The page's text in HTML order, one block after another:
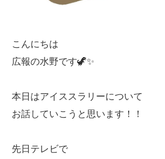
こんにちは
広報の水野です🦖✨
本日はアイススラリーについて
お話していこうと思います！！
先日テレビで